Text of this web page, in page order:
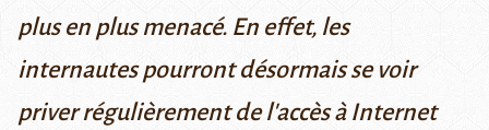
plus en plus menacé. En effet, les
internautes pourront désormais se voir
priver régulièrement de l'accès à Internet